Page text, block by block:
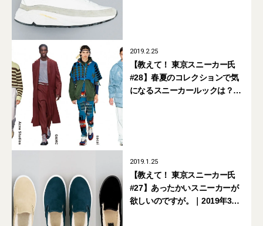
2019.2.25
【教えて！ 東京スニーカー氏
#28】春夏のコレクションで気
になるスニーカールックは？｜
2019.1.25
【教えて！ 東京スニーカー氏
#27】あったかいスニーカーが
欲しいのですが。｜2019年3月